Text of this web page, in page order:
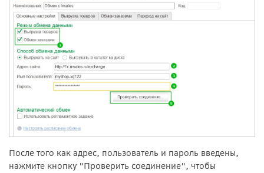
После того как адрес, пользователь и пароль введены,
нажмите кнопку "Проверить соединение", чтобы